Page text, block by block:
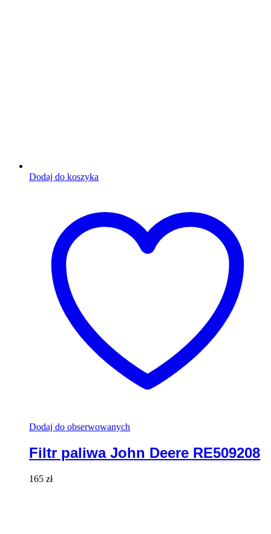
Dodaj do koszyka
Dodaj do obserwowanych
Filtr paliwa John Deere RE509208
165 zł